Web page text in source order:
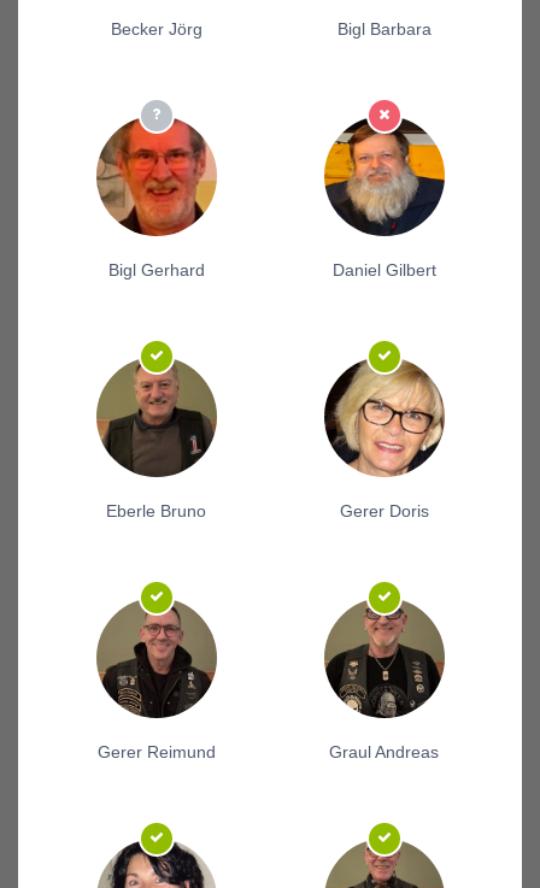
Becker Jörg Bigl Barbara
Bigl Gerhard Daniel Gilbert
Eberle Bruno Gerer Doris
Gerer Reimund Graul Andreas